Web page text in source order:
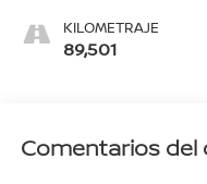
KILOMETRAJE
89,501
Comentarios del